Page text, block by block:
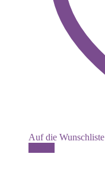
Auf die Wunschliste